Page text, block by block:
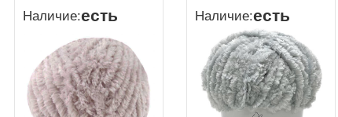
Наличие:есть Наличие:есть